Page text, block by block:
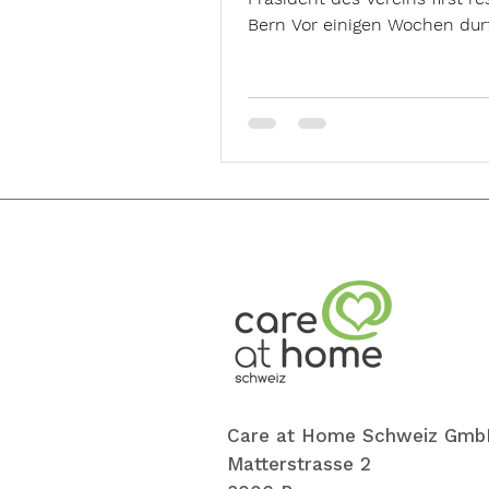
Bern Vor einigen Wochen
Care at Home Schweiz
Matterstrasse 2